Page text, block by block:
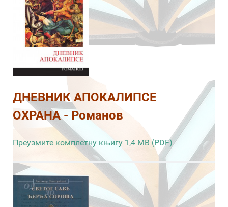
ДНЕВНИК АПОКАЛИПСЕ
ОХРАНА - Романов
Преузмите комплетну књигу 1,4 MB (PDF)